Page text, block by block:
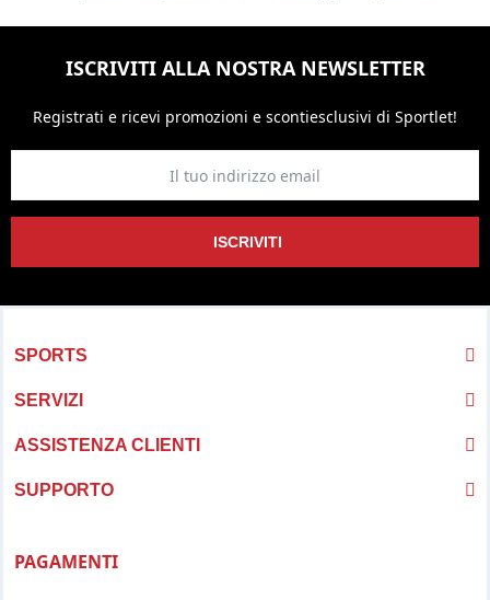
ISCRIVITI ALLA NOSTRA NEWSLETTER
Registrati e ricevi promozioni e scontiesclusivi di Sportlet!
ISCRIVITI
SPORTS
SERVIZI
ASSISTENZA CLIENTI
SUPPORTO
PAGAMENTI